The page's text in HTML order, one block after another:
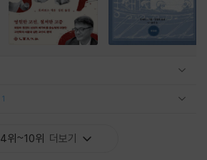
1
4위~10위 더보기